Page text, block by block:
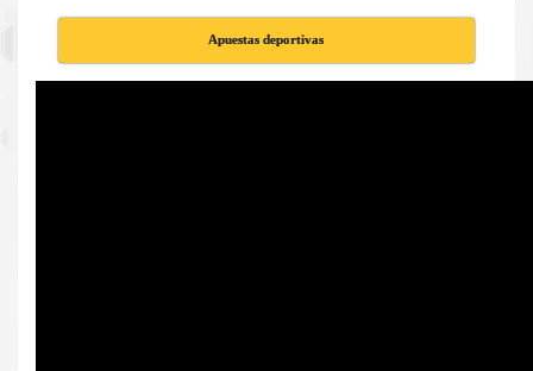
Apuestas deportivas